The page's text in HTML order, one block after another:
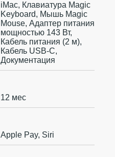
iMac, Клавиатура Magic
Keyboard, Мышь Magic
Mouse, Адаптер питания
мощностью 143 Вт,
Кабель питания (2 м),
Кабель USB‑C,
Документация
12 мес
Apple Pay, Siri